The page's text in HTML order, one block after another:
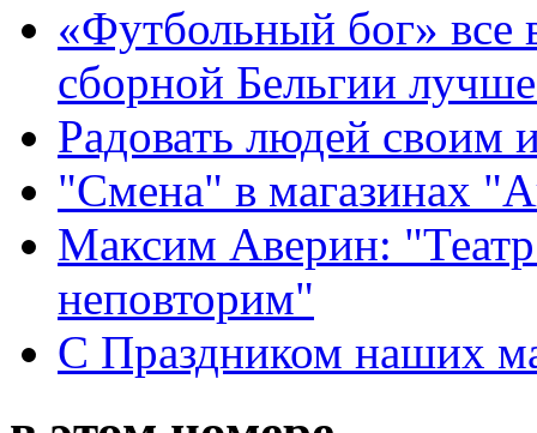
«Футбольный бог» все
сборной Бельгии
Радовать людей своим
"Смена" в магазинах
Максим Аверин:
неповторим"
С Праздником наших